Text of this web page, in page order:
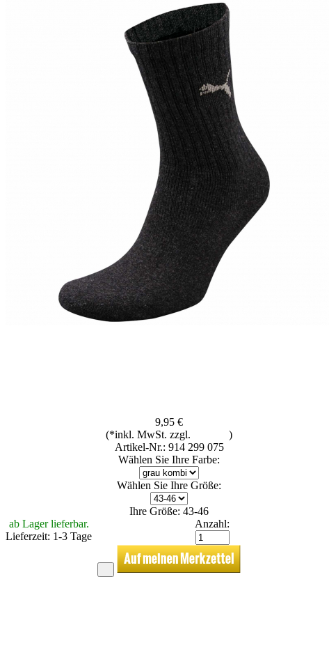
9,95 €
(*inkl. MwSt. zzgl.
)
Artikel-Nr.: 914 299 075
Wählen Sie Ihre Farbe:
Wählen Sie Ihre Größe:
Ihre Größe: 43-46
ab Lager lieferbar.
Lieferzeit: 1-3 Tage
Anzahl: